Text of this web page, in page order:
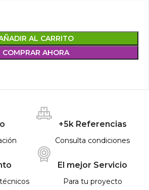
AL CARRITO
COMPRAR AHORA
+5k Referencias
Consulta condiciones
El mejor Servicio
Para tu proyecto